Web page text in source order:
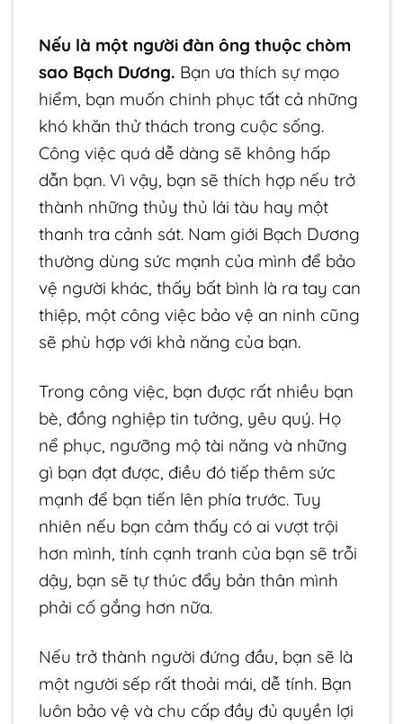
Nếu là một người đàn ông thuộc chòm
sao Bạch Dương. Bạn ưa thích sự mạo
hiểm, bạn muốn chinh phục tất cả những
khó khăn thử thách trong cuộc sống.
Công việc quá dễ dàng sẽ không hấp
dẫn bạn. Vì vậy, bạn sẽ thích hợp nếu trở
thành những thủy thủ lái tàu hay một
thanh tra cảnh sát. Nam giới Bạch Dương
thường dùng sức mạnh của mình để bảo
vệ người khác, thấy bất bình là ra tay can
thiệp, một công việc bảo vệ an ninh cũng
sẽ phù hợp với khả năng của bạn.
Trong công việc, bạn được rất nhiều bạn
bè, đồng nghiệp tin tưởng, yêu quý. Họ
nể phục, ngưỡng mộ tài năng và những
gì bạn đạt được, điều đó tiếp thêm sức
mạnh để bạn tiến lên phía trước. Tuy
nhiên nếu bạn cảm thấy có ai vượt trội
hơn mình, tính cạnh tranh của bạn sẽ trỗi
dậy, bạn sẽ tự thúc đẩy bản thân mình
phải cố gắng hơn nữa.
Nếu trở thành người đứng đầu, bạn sẽ là
một người sếp rất thoải mái, dễ tính. Bạn
luôn bảo vệ và chu cấp đầy đủ quyền lợi